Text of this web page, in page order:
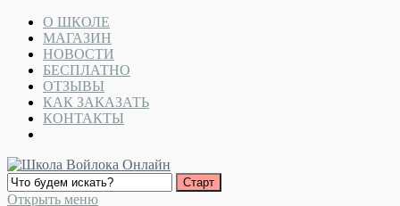
О ШКОЛЕ
МАГАЗИН
НОВОСТИ
БЕСПЛАТНО
ОТЗЫВЫ
КАК ЗАКАЗАТЬ
КОНТАКТЫ
Открыть меню